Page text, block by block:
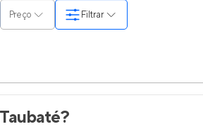
Anunciar imóveis
Preço Filtrar
?